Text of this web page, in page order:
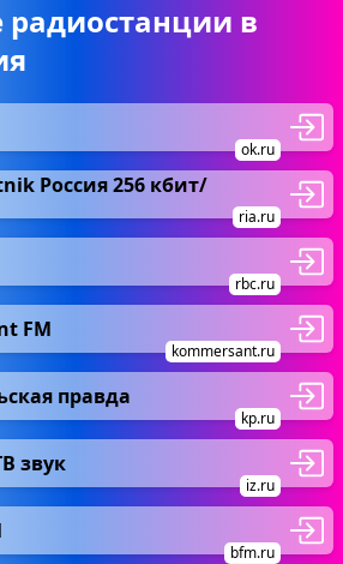
в
ok.ru
Россия 256 кбит/
ria.ru
rbc.ru
FM
kommersant.ru
правда
kp.ru
звук
iz.ru
bfm.ru